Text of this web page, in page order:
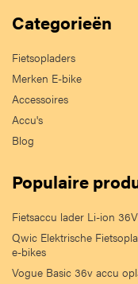
Categorieën
Fietsopladers
Merken E-bike
Accessoires
Accu's
Blog
Populaire
Fietsaccu lader Li-ion
Qwic Elektrische
e-bikes
Vogue Basic 36v accu